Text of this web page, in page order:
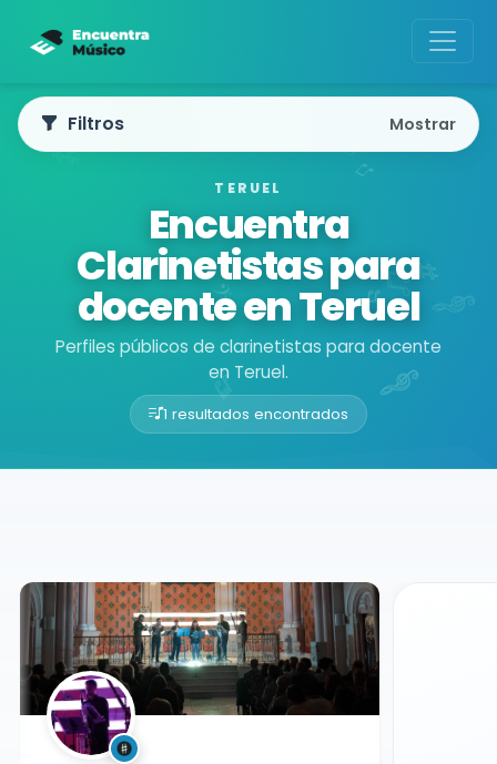
TERUEL
Encuentra
Clarinetistas para
docente en Teruel
Perfiles públicos de clarinetistas para docente
en Teruel.
1 resultados encontrados
Buscador de músicos
Filtros Mostrar